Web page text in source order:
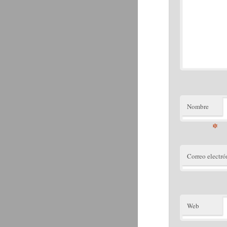
Nombre
*
Correo
Web